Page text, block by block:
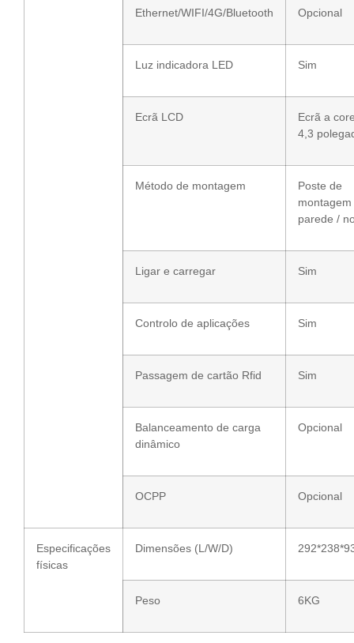
Ethernet/WIFI/4G/Bluetooth Opcional
Luz indicadora LED Sim
Ecrã LCD
Ecrã a
4,3
Método de montagem
Poste de
montagem
parede /
Ligar e carregar Sim
Controlo de aplicações Sim
Passagem de cartão Rfid Sim
Balanceamento de carga
dinâmico
Opcional
OCPP Opcional
Especificações
físicas
Dimensões (L/W/D)
Peso 6KG